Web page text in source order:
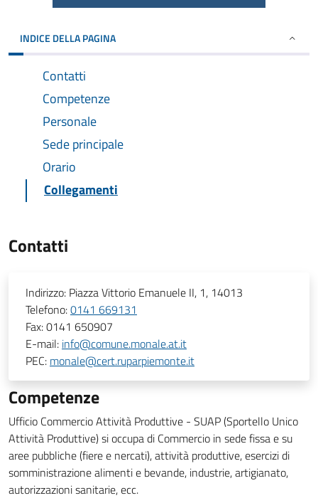
INDICE DELLA PAGINA
Contatti
Competenze
Personale
Sede principale
Orario
Collegamenti
Contatti
Indirizzo: Piazza Vittorio Emanuele II, 1, 14013
Telefono:0141 669131
Fax:0141 650907
E-mail: info@comune.monale.at.it
PEC: monale@cert.ruparpiemonte.it
Competenze
Ufficio Commercio Attività Produttive - SUAP (Sportello Unico
Attività Produttive) si occupa di Commercio in sede fissa e su
aree pubbliche (fiere e nercati), attività produttive, esercizi di
somministrazione alimenti e bevande, industrie, artigianato,
autorizzazioni sanitarie, ecc.